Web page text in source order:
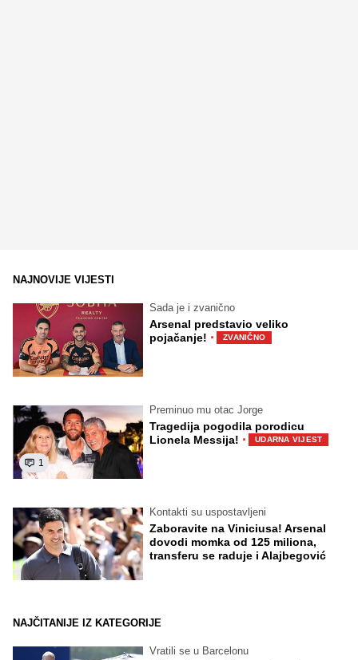
NAJNOVIJE VIJESTI
Sada je i zvanično
Arsenal predstavio veliko
pojačanje! · ZVANIČNO
1
Preminuo mu otac Jorge
Tragedija pogodila porodicu
Lionela Messija! · UDARNA VIJEST
Kontakti su uspostavljeni
Zaboravite na Viniciusa! Arsenal
dovodi momka od 125 miliona,
transferu se raduje i Alajbegović
NAJČITANIJE IZ KATEGORIJE
Vratili se u Barcelonu